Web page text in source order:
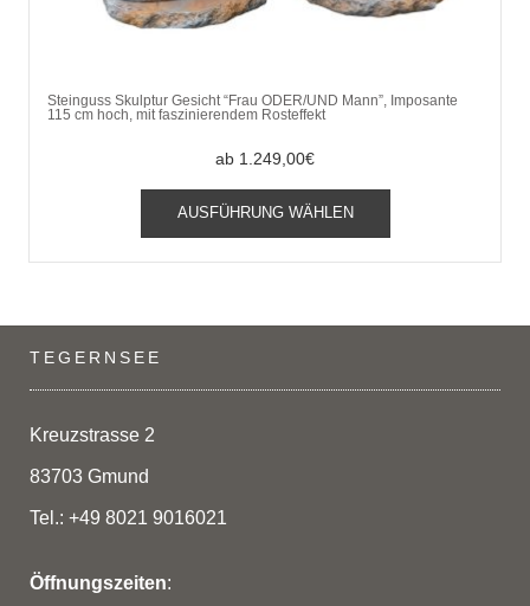
Steinguss Skulptur Gesicht “Frau ODER/UND Mann”, Imposante
115 cm hoch, mit faszinierendem Rosteffekt
ab 1.249,00€
AUSFÜHRUNG WÄHLEN
Dieses
weist
mehrere
auf.
TEGERNSEE
Kreuzstrasse 2
83703 Gmund
Tel.: +49 8021 9016021
Öffnungszeiten: